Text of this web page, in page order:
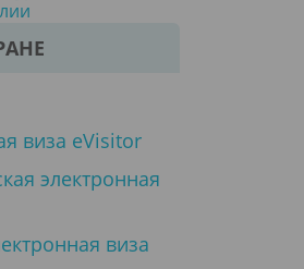
виза eVisitor
электронная
виза